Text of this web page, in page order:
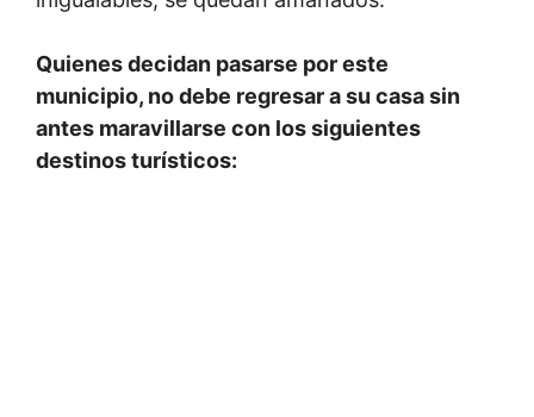
Quienes decidan pasarse por este
municipio, no debe regresar a su casa sin
antes maravillarse con los siguientes
destinos turísticos: